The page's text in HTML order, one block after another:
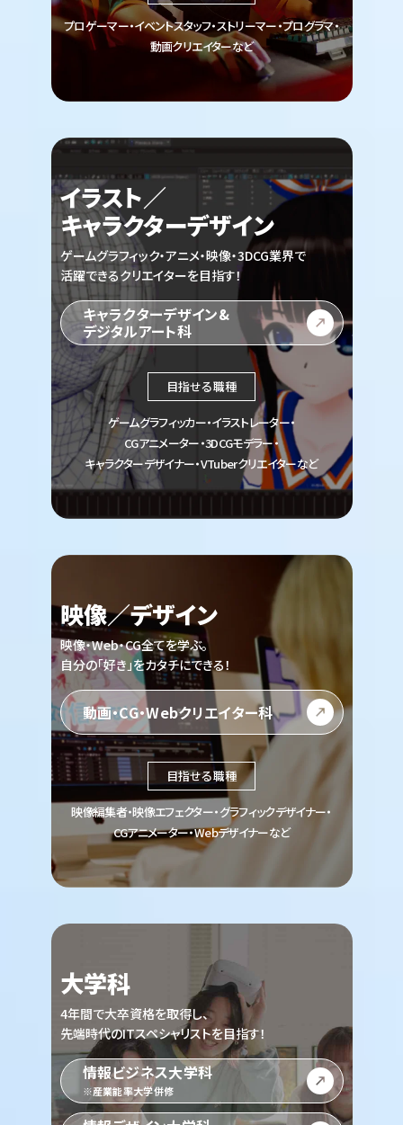
プロゲーマー・イベントスタッフ・ストリーマー・プログラマ・
動画クリエイターなど
イラスト／
キャラクターデザイン
ゲームグラフィック・アニメ・映像・3DCG業界で
活躍できるクリエイターを目指す！
キャラクターデザイン&
デジタルアート科
目指せる職種
ゲームグラフィッカー・イラストレーター・
CGアニメーター・3DCGモデラー・
キャラクターデザイナー・VTuberクリエイターなど
映像／デザイン
映像・Web・CG全てを学ぶ。
自分の「好き」をカタチにできる！
動画・CG・Webクリエイター科
目指せる職種
映像編集者・映像エフェクター・グラフィックデザイナー・
CGアニメーター・Webデザイナーなど
大学科
4年間で大卒資格を取得し、
先端時代のITスペシャリストを目指す！
情報ビジネス大学科
※産業能率大学併修